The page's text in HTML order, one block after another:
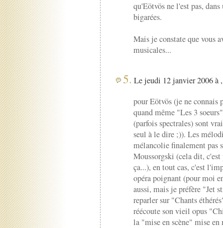
qu'Eötvös ne l'est pas,
bigarées.
Mais je constate que vous
musicales...
5. Le jeudi 12 janvier 2006 à
pour Eötvös (je ne connais
quand même "Les 3
(parfois spectrales) sont
seul à le dire ;)). Les
mélancolie finalement pas
Moussorgski (cela dit, c'est
ça...), en tout cas, c'est
opéra poignant (pour moi
aussi, mais je préfère "Jet
reparler sur "Chants
réécoute son vieil opus
la "mise en scène" mise en